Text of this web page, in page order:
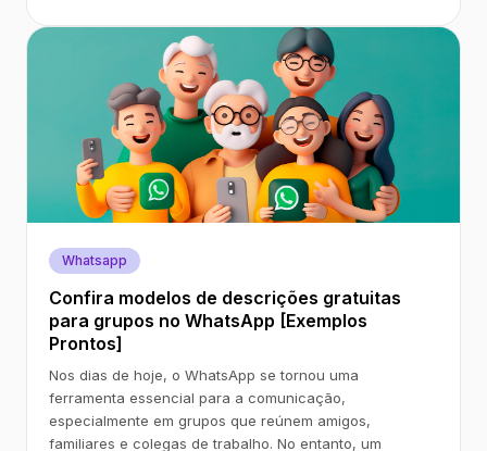
Whatsapp
Confira modelos de descrições gratuitas
para grupos no WhatsApp [Exemplos
Prontos]
Nos dias de hoje, o WhatsApp se tornou uma
ferramenta essencial para a comunicação,
especialmente em grupos que reúnem amigos,
familiares e colegas de trabalho. No entanto, um